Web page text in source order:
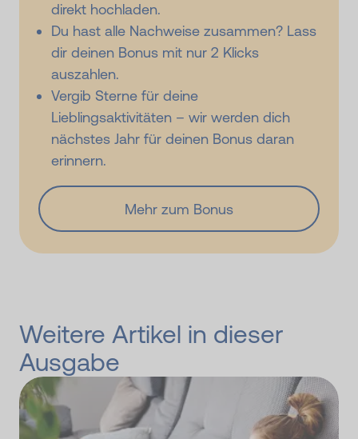
direkt hochladen.
Du hast alle Nachweise zusammen? Lass
dir deinen Bonus mit nur 2 Klicks
auszahlen.
Vergib Sterne für deine
Lieblingsaktivitäten – wir werden dich
nächstes Jahr für deinen Bonus daran
erinnern.
Mehr zum Bonus
Weitere Artikel in dieser
Ausgabe